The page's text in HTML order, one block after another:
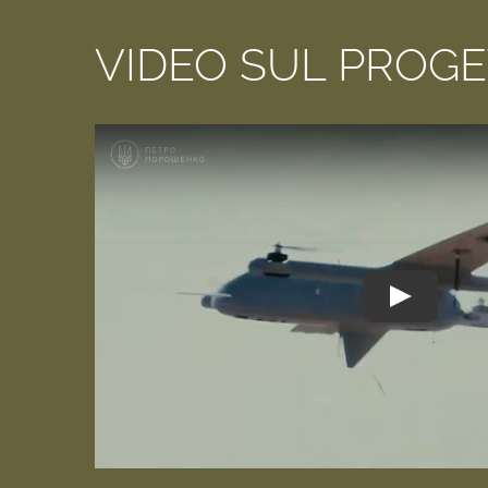
VIDEO SUL